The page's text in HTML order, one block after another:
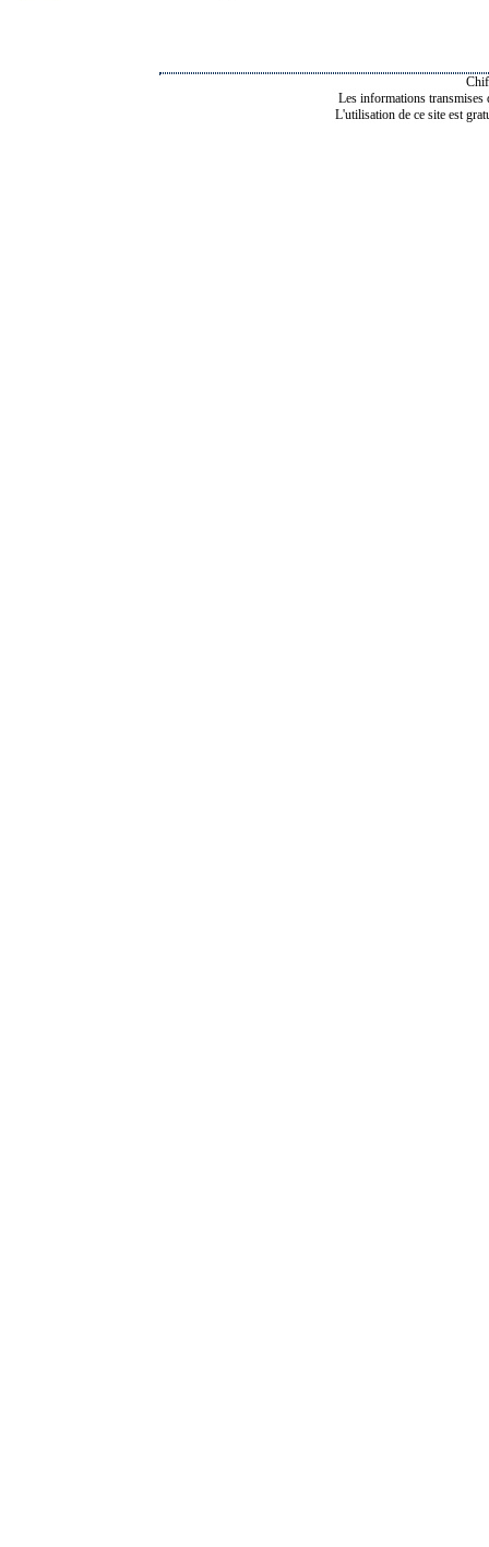
Les informations transmises
L'utilisation de ce site est